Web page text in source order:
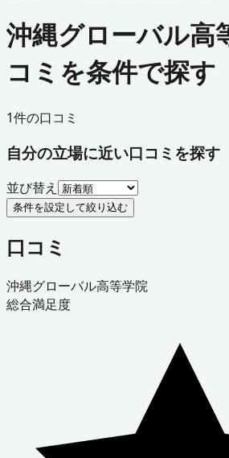
沖縄グローバル高
コミを条件で探す
1件の口コミ
自分の立場に近い口コミを探す
並び替え
条件を設定して絞り込む
口コミ
沖縄グローバル高等学院
総合満足度